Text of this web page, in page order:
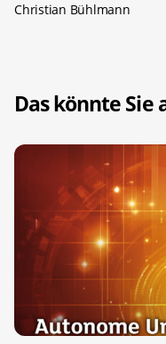
Christian Bühlmann
Das könnte Sie